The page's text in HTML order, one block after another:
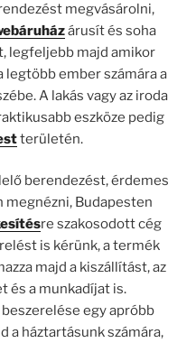
megvásárolni,
árusít és soha
legfeljebb majd amikor
ember számára a
A lakás vagy az iroda
eszköze pedig
területén.
berendezést, érdemes
megnézni, Budapesten
re szakosodott cég
is kérünk, a termék
majd a kiszállítást, az
és a munkadíjat is.
egy apróbb
a háztartásunk számára,